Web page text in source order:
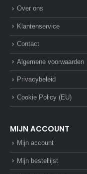
Over ons
Klantenservice
Contact
Algemene voorwaarden
Privacybeleid
Cookie Policy (EU)
MIJN ACCOUNT
Mijn account
Mijn bestellijst